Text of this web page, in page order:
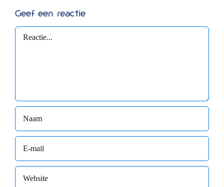
Geef een reactie
Reactie